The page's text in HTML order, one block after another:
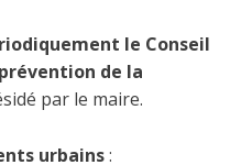
le Conseil
de la
par le maire.
urbains: